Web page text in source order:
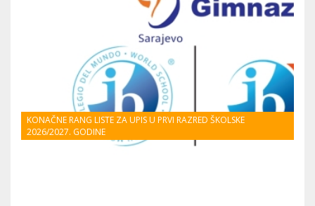
KONAČNE RANG LISTE ZA UPIS U PRVI RAZRED ŠKOLSKE
2026/2027. GODINE